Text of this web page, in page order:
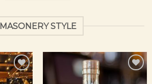
MASONERY STYLE